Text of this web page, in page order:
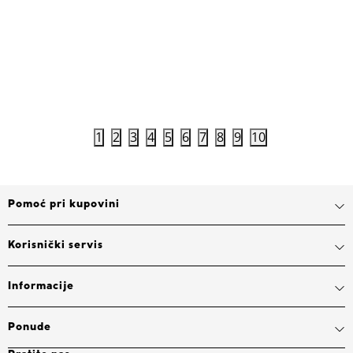
1 2 3 4 5 6 7 8 9 10
Pomoć pri kupovini
Korisnički servis
Informacije
Ponude